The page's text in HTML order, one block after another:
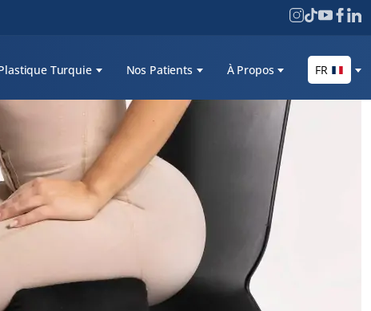
Turquie Nos Patients À Propos FR